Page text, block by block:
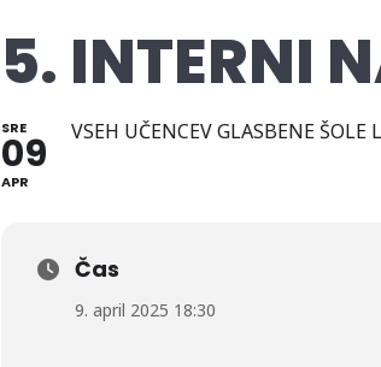
5. INTERNI
SRE
09
APR
VSEH UČENCEV GLASBENE
Čas
9. april 2025 18:30